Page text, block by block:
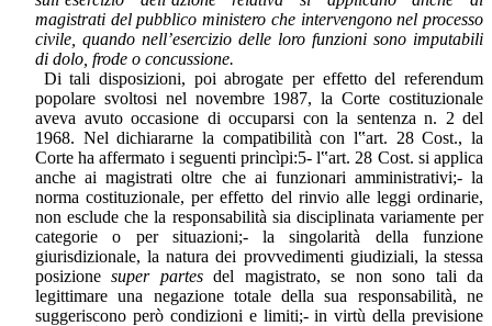
magistrati del pubblico ministero che intervengono nel processo
civile, quando nell’esercizio delle loro funzioni sono imputabili
di dolo, frode o concussione.
Di tali disposizioni, poi abrogate per effetto del referendum
popolare svoltosi nel novembre 1987, la Corte costituzionale
aveva avuto occasione di occuparsi con la sentenza n. 2 del
1968. Nel dichiararne la compatibilità con l‟art. 28 Cost., la
Corte ha affermato i seguenti princìpi:5- l‟art. 28 Cost. si applica
anche ai magistrati oltre che ai funzionari amministrativi;- la
norma costituzionale, per effetto del rinvio alle leggi ordinarie,
non esclude che la responsabilità sia disciplinata variamente per
categorie o per situazioni;- la singolarità della funzione
giurisdizionale, la natura dei provvedimenti giudiziali, la stessa
posizionesuper partesdel magistrato, se non sono tali da
legittimare una negazione totale della sua responsabilità, ne
suggeriscono però condizioni e limiti;- in virtù della previsione